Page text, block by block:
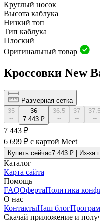
Круглый носок
Высота каблука
Низкий топ
Тип каблука
Плоский
Оригинальный товар
Кроссовки New
Размерная сетка
35
--
36
7 443 ₽
36.5
--
37
--
37.5
--
7 443 ₽
6 699 ₽ с картой Meet
Купить сейчас7 443 ₽ | Из-за
Каталог
Карта сайта
Помощь
FAQОфертаПолитика
О нас
КонтактыНаш блог
Скачай приложение и